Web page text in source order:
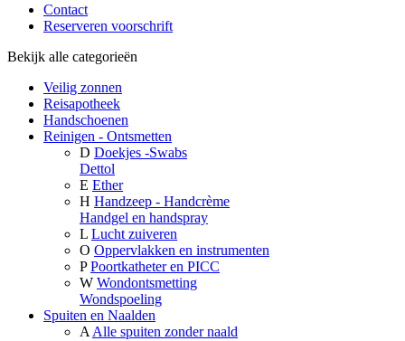
Contact
Reserveren voorschrift
Bekijk alle categorieën
Veilig zonnen
Reisapotheek
Handschoenen
Reinigen - Ontsmetten
D Doekjes -Swabs
Dettol
E Ether
H Handzeep - Handcrème
Handgel en handspray
L Lucht zuiveren
O Oppervlakken en instrumenten
P Poortkatheter en PICC
W Wondontsmetting
Wondspoeling
Spuiten en Naalden
A Alle spuiten zonder naald